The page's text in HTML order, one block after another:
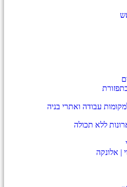
עבודה ואתרי בניה
ללא תכולה
| אלונקה